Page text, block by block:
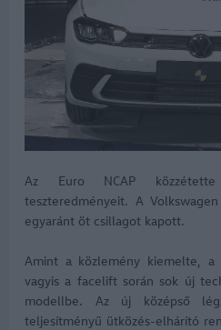
Az Euro NCAP
teszteredményeit. A
egyaránt öt csillagot kapott.
Amint a közlemény kiemelte, a
vagyis a facelift során sok új
modellbe. Az új középső
teljesítményű ütközés-elhárító